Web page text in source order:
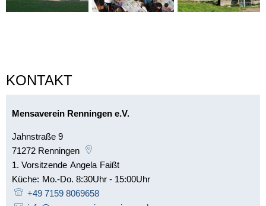
KONTAKT
Mensaverein Renningen e.V.
Jahnstraße 9
71272 Renningen
1. Vorsitzende Angela Faißt
Küche: Mo.-Do. 8:30Uhr - 15:00Uhr
+49 7159 8069658